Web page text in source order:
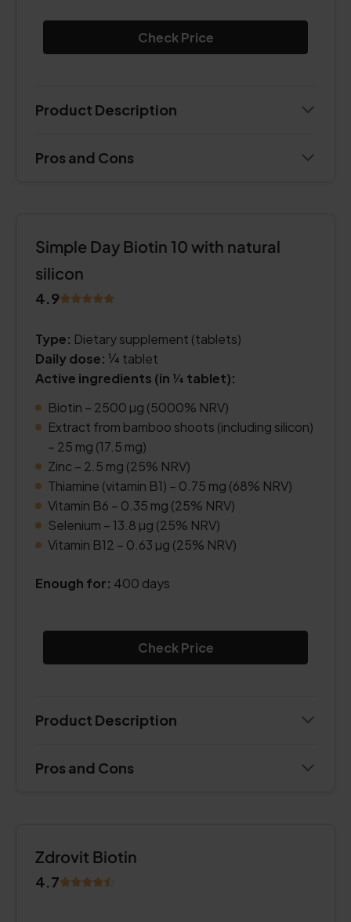
Check Price
Product Description
Pros and Cons
Simple Day Biotin 10 with natural
silicon
4.9
Type: Dietary supplement (tablets)
Daily dose: ¼ tablet
Active ingredients (in ¼ tablet):
Biotin – 2500 µg (5000% NRV)
Extract from bamboo shoots (including silicon)
– 25 mg (17.5 mg)
Zinc – 2.5 mg (25% NRV)
Thiamine (vitamin B1) – 0.75 mg (68% NRV)
Vitamin B6 – 0.35 mg (25% NRV)
Selenium – 13.8 µg (25% NRV)
Vitamin B12 – 0.63 µg (25% NRV)
Enough for: 400 days
Check Price
Product Description
Pros and Cons
Zdrovit Biotin
4.7